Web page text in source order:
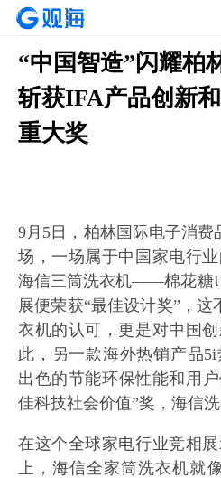
“中国智造”闪耀柏
斩获IFA产品创新
重大奖
9月5日，柏林国际电子消费
场，一场属于中国家电行业
海信三筒洗衣机——棉花糖
展便荣获“最佳设计奖”，
衣机的认可，更是对中国
此，另一款海外热销产品
出色的节能环保性能和用
佳科技社会价值”奖，海信
在这个全球家电行业竞相
上，海信全家筒洗衣机就